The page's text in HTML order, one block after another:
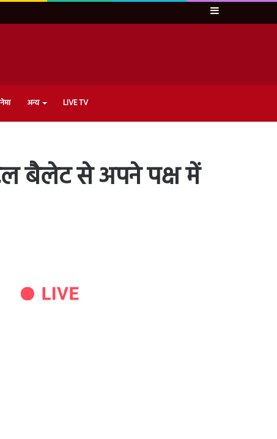
Sidebar
अन्य LIVE TV
बैलेट से अपने पक्ष में